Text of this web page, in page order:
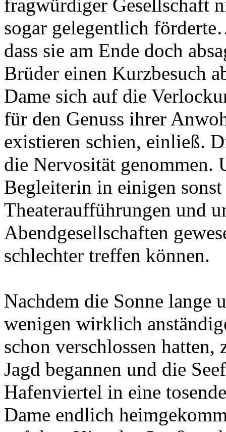
fragwürdiger Gesellschaft
sogar gelegentlich
dass sie am Ende doch
Brüder einen Kurzbesuch
Dame sich auf die
für den Genuss ihrer
existieren schien, einließ.
die Nervosität genommen.
Begleiterin in einigen sonst
Theateraufführungen und
Abendgesellschaften
schlechter treffen können.
Nachdem die Sonne lange
wenigen wirklich
schon verschlossen
Jagd begannen und die
Hafenviertel in eine
Dame endlich